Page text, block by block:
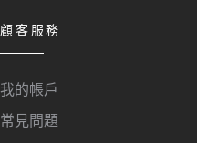
顧客服務
我的帳戶
常見問題